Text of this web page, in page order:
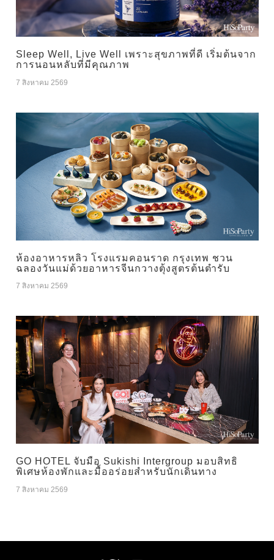
Sleep Well, Live Well เพราะสุขภาพที่ดี เริ่มต้นจาก
การนอนหลับที่มีคุณภาพ
7 สิงหาคม 2569
ห้องอาหารหลิว โรงแรมคอนราด กรุงเทพ ชวน
ฉลองวันแม่ด้วยอาหารจีนกวางตุ้งสูตรต้นตำรับ
7 สิงหาคม 2569
GO HOTEL จับมือ Sukishi Intergroup มอบสิทธิ
พิเศษห้องพักและมื้ออร่อยสำหรับนักเดินทาง
7 สิงหาคม 2569